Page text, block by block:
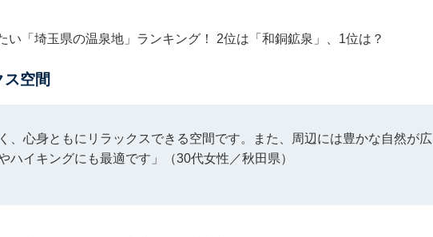
い「埼玉県の温泉地」ランキング！ 2位は「和銅鉱泉」、1位は？
ス空間
、心身ともにリラックスできる空間です。また、周辺には豊かな自然が広
ハイキングにも最適です」（30代女性／秋田県）